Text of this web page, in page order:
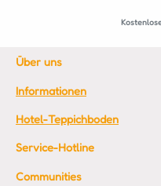
Über uns
Informationen
Hotel-Teppichboden
Service-Hotline
Communities